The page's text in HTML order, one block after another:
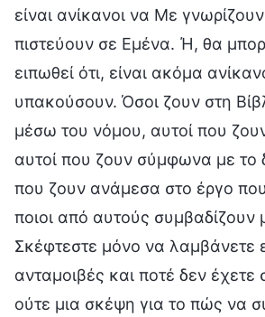
είναι ανίκανοι να Με
πιστεύουν σε Εμένα. Ή, θα
ειπωθεί ότι, είναι ακόμα
υπακούσουν. Όσοι ζουν στη
μέσω του νόμου, αυτοί που
αυτοί που ζουν σύμφωνα με το
που ζουν ανάμεσα στο έργο
ποιοι από αυτούς συμβαδίζουν
Σκέφτεστε μόνο να λαμβάνετε
ανταμοιβές και ποτέ δεν έχετε
ούτε μια σκέψη για το πώς να